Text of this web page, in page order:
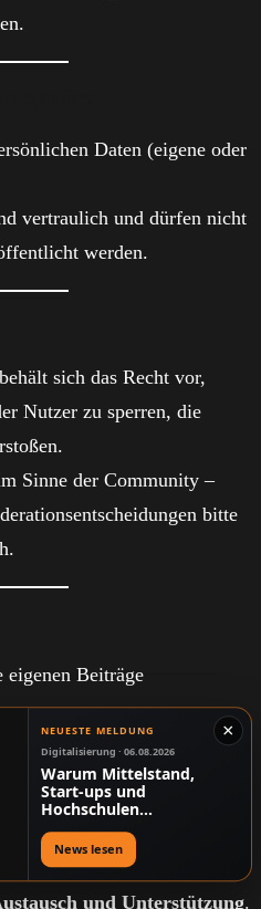
Daten (eigene oder
vertraulich und dürfen nicht
werden.
sich das Recht vor,
Nutzer zu sperren, die
Sinne der Community –
bitte
Beiträge
die Meinung von
und Unterstützung.
×
NEUESTE MELDUNG
Digitalisierung · 06.08.2026
Warum Mittelstand,
Start-ups und
Hochschulen
gemeinsam schneller
neue Lösungen
entwickeln können
News lesen